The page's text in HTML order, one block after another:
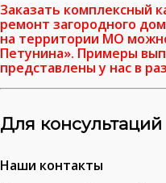
Заказать комплексный
ремонт загородного
на территории МО
Петунина». Примеры
представлены у нас в
Для
Наши контакты